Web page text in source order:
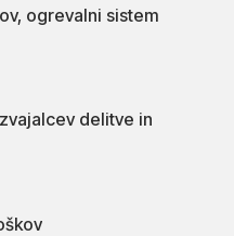
ogrevalni sistem
delitve in